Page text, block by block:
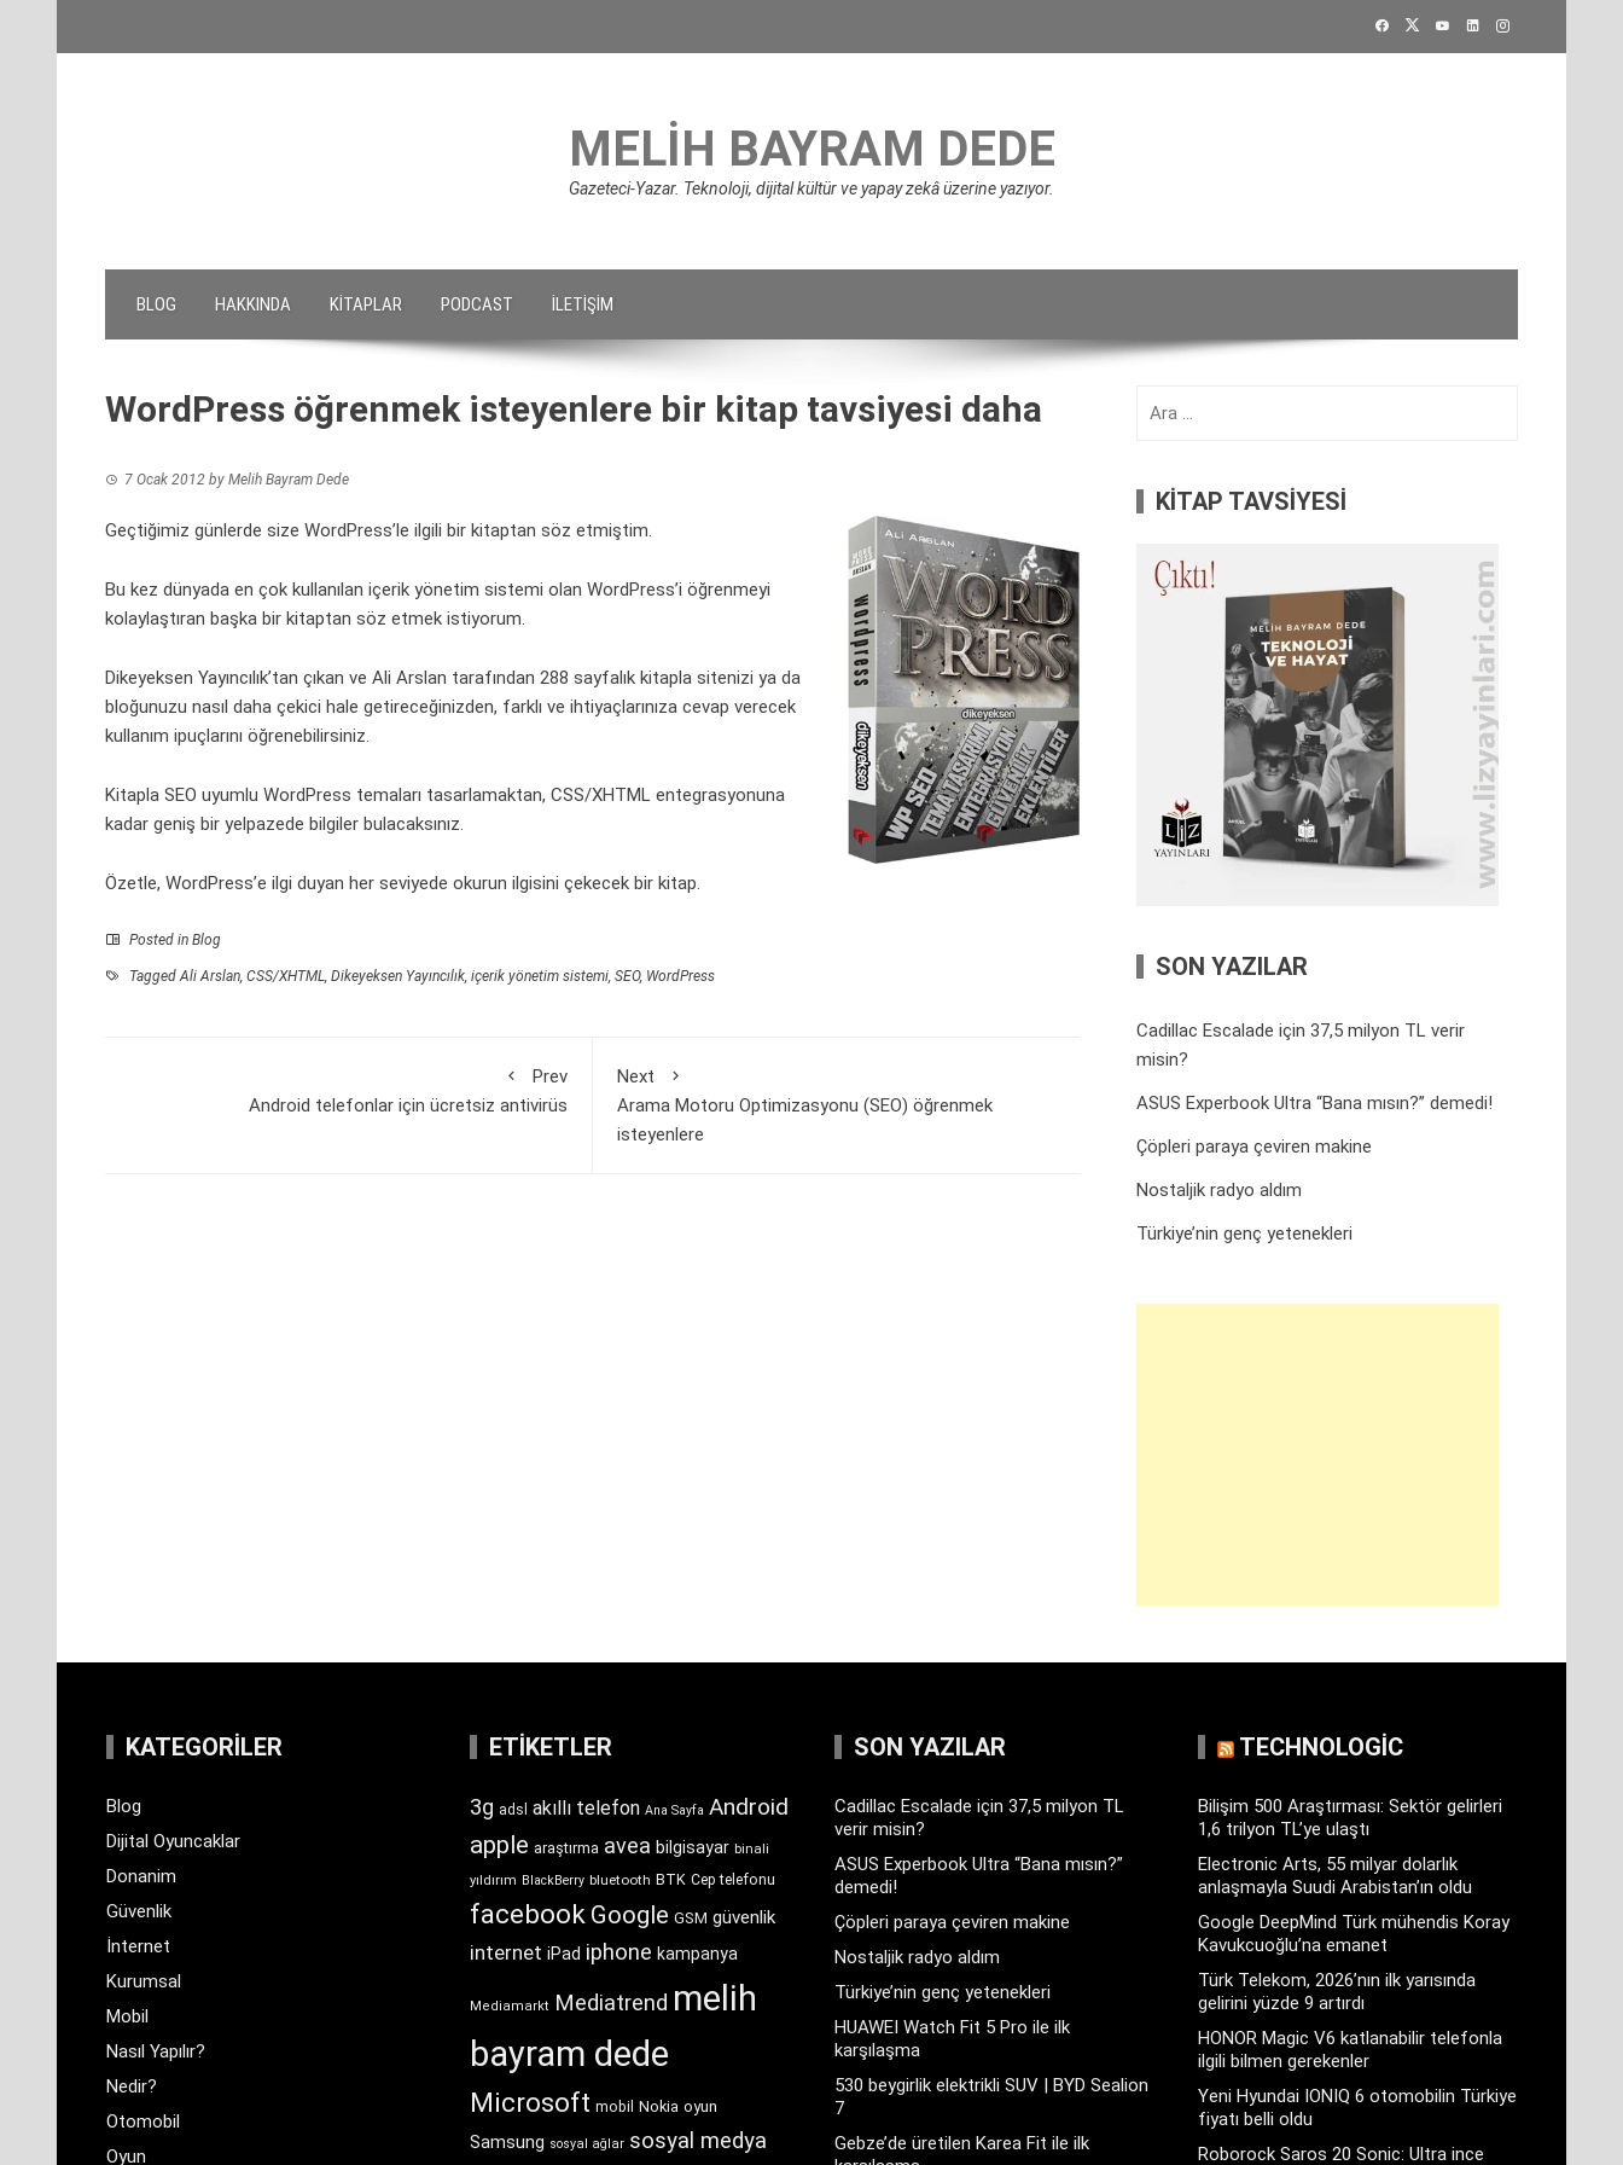
MELIH BAYRAM DEDE
Gazeteci-Yazar. Teknoloji, dijital kültür ve yapay zekâ üzerine yazıyor.
BLOG HAKKINDA KITAPLAR PODCAST İLETIŞIM
WordPress öğrenmek isteyenlere bir kitap tavsiyesi daha
7 Ocak 2012 by Melih Bayram Dede
Geçtiğimiz günlerde size WordPress’le ilgili bir kitaptan söz etmiştim.
Bu kez dünyada en çok kullanılan içerik yönetim sistemi olan WordPress’i öğrenmeyi
kolaylaştıran başka bir kitaptan söz etmek istiyorum.
Dikeyeksen Yayıncılık’tan çıkan ve Ali Arslan tarafından 288 sayfalık kitapla sitenizi ya da
bloğunuzu nasıl daha çekici hale getireceğinizden, farklı ve ihtiyaçlarınıza cevap verecek
kullanım ipuçlarını öğrenebilirsiniz.
Kitapla SEO uyumlu WordPress temaları tasarlamaktan, CSS/XHTML entegrasyonuna
kadar geniş bir yelpazede bilgiler bulacaksınız.
Özetle, WordPress’e ilgi duyan her seviyede okurun ilgisini çekecek bir kitap.
Posted in Blog
TaggedAli Arslan, CSS/XHTML, Dikeyeksen Yayıncılık, içerik yönetim sistemi, SEO, WordPress
Prev
Android telefonlar için ücretsiz antivirüs
Next
Arama Motoru Optimizasyonu (SEO) öğrenmek
isteyenlere
KİTAP TAVSİYESİ
SON YAZILAR
Cadillac Escalade için 37,5 milyon TL verir
misin?
ASUS Experbook Ultra “Bana mısın?” demedi!
Çöpleri paraya çeviren makine
Nostaljik radyo aldım
Türkiye’nin genç yetenekleri
KATEGORILER
Blog
Dijital Oyuncaklar
Donanim
Güvenlik
İnternet
Kurumsal
Mobil
Nasıl Yapılır?
Nedir?
Otomobil
Oyun
ETIKETLER
3g adsl akıllı telefon Ana Sayfa Android
apple araştırma avea bilgisayar binali
yıldırım BlackBerry bluetooth BTK Cep telefonu
facebook Google GSM güvenlik
internet iPad iphone kampanya
Mediamarkt Mediatrend melih
bayram dede
Microsoft mobil Nokia oyun
Samsung sosyal ağlar sosyal medya
SON YAZILAR
Cadillac Escalade için 37,5 milyon TL
verir misin?
ASUS Experbook Ultra “Bana mısın?”
demedi!
Çöpleri paraya çeviren makine
Nostaljik radyo aldım
Türkiye’nin genç yetenekleri
HUAWEI Watch Fit 5 Pro ile ilk
karşılaşma
530 beygirlik elektrikli SUV | BYD Sealion
7
Gebze’de üretilen Karea Fit ile ilk
TECHNOLOGIC
Bilişim 500 Araştırması: Sektör gelirleri
1,6 trilyon TL’ye ulaştı
Electronic Arts, 55 milyar dolarlık
anlaşmayla Suudi Arabistan’ın oldu
Google DeepMind Türk mühendis Koray
Kavukcuoğlu’na emanet
Türk Telekom, 2026’nın ilk yarısında
gelirini yüzde 9 artırdı
HONOR Magic V6 katlanabilir telefonla
ilgili bilmen gerekenler
Yeni Hyundai IONIQ 6 otomobilin Türkiye
fiyatı belli oldu
Roborock Saros 20 Sonic: Ultra ince